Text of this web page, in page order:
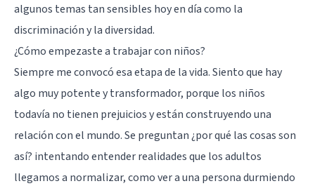
algunos temas tan sensibles hoy en día como la
discriminacióny la diversidad.
¿Cómo empezaste a trabajar con niños?
Siempre me convocó esa etapa de la vida. Siento que hay
algo muy potente y transformador, porque los niños
todavía no tienen prejuicios y están construyendo una
relación con el mundo. Se preguntan ¿por qué las cosas son
así? intentando entender realidades que los adultos
llegamos a normalizar, como ver a una persona durmiendo